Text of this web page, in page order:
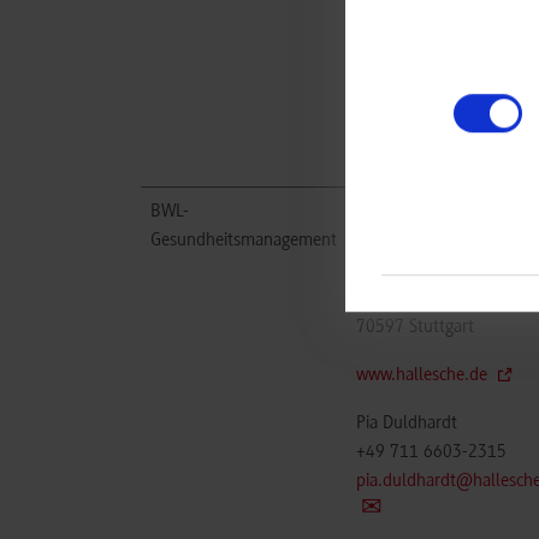
BWL-
Gesundheitsmanagement
Krankenversicherung
70597 Stuttgart
www.hallesche.de
Pia Duldhardt
+49 711 6603-2315